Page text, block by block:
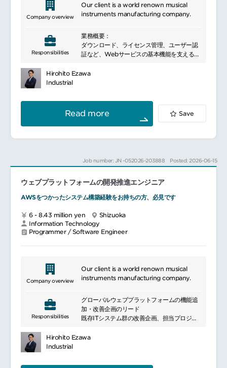
概要設計、詳細設計の実施および設計ドキュ
メントの作成
ユニットテストの設計・実施、品質改善
お客様工場での実機を用いたオンサイトテス
ト
ィングおよび不具合修正
設置マニュアル、操作マニュアルの作成
現地またはリモートでのシステム設置、初期
セットアップ
フィールドエンジニアおよびお客様向け技術
トレーニング
（3）スマートファクトリー向けソフトウェ
基盤とした開発プロジェクト）顧客要件に基
API 開発、外部システムとのデータ連携設
ソフトウェアおよび自動化システムの技術検
証（PoC）
導入プロジェクトにおける技術課題の分析お
よび設計・実装レベルでの改善
2回程度（2～3日/回）
Company overview
Our client is a world renown musical
instruments manufacturing company.
Responsibilities
業務概要：
ダウンロード、ライセンス管理、ユーザー認
証など、Webサービスの基本機能を支える開
では、ユーザーにとって使いやすく快適な体
当していただきます。
サーバー開発には、クラウドやWebの標準技
術を活用するため、標準化されたスキルを習
得しながら、音楽や電子楽器に関連するユニ
業務詳細：
ード、管理、ダウンロードを行うサーバーシ
要件定義・設計から実装、テスト、リリース
サイクルに関わるフロントエンドまたはバッ
クエンド全般の開発
Hirohito Ezawa
Industrial
Read more Save
Job number: JN -052026-203888 Posted: 2026-06-15
ウェブプラットフォームの開発推進エンジニア
AWSをつかったシステム構築経験をお持ちの方、必見です
6 - 8.43 million yen
Shizuoka
Information Technology
Programmer / Software Engineer
Company overview
Our client is a world renown musical
instruments manufacturing company.
Responsibilities
グローバルウェブプラットフォームの機能追
加・改善企画のリード
既存ITシステム群の改善企画、担当プロジェ
社内外の関係者との交渉や共同業務
ジタルマーケティングツール、各種SaaS製品
Hirohito Ezawa
Industrial